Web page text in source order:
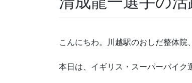
こんにちわ。川越駅のおしだ整体院
本日は、イギリス・スーパーバイク